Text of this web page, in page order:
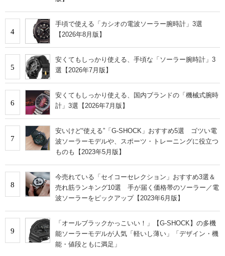
4
手頃で使える「カシオの電波ソーラー腕時計」3選
【2026年8月版】
5
安くてもしっかり使える、手頃な「ソーラー腕時計」3
選【2026年7月版】
6
安くてもしっかり使える、国内ブランドの「機械式腕時
計」3選【2026年7月版】
7
安いけど“使える”「G-SHOCK」おすすめ5選 ゴツい電
波ソーラーモデルや、スポーツ・トレーニングに役立つ
ものも【2023年5月版】
8
今売れている「セイコーセレクション」おすすめ3選＆
売れ筋ランキング10選 手が届く価格帯のソーラー／電
波ソーラーをピックアップ【2023年6月版】
9
「オールブラックかっこいい！」【G-SHOCK】の多機
能ソーラーモデルが人気「軽いし薄い」「デザイン・機
能・値段ともに満足」